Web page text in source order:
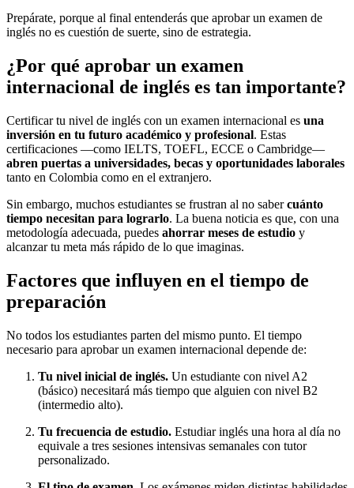
Prepárate, porque al final entenderás que aprobar un examen de
inglés no es cuestión de suerte, sino de estrategia.
¿Por qué aprobar un examen
internacional de inglés es tan importante?
Certificar tu nivel de inglés con un examen internacional es una
inversión en tu futuro académico y profesional. Estas
certificaciones —como IELTS, TOEFL, ECCE o Cambridge—
abren puertas a universidades, becas y oportunidades laborales
tanto en Colombia como en el extranjero.
Sin embargo, muchos estudiantes se frustran al no sabercuánto
tiempo necesitan para lograrlo. La buena noticia es que, con una
metodología adecuada, puedes ahorrar meses de estudio y
alcanzar tu meta más rápido de lo que imaginas.
Factores que influyen en el tiempo de
preparación
No todos los estudiantes parten del mismo punto. El tiempo
necesario para aprobar un examen internacional depende de:
Tu nivel inicial de inglés. Un estudiante con nivel A2
(básico) necesitará más tiempo que alguien con nivel B2
(intermedio alto).
Tu frecuencia de estudio. Estudiar inglés una hora al día no
equivale a tres sesiones intensivas semanales con tutor
personalizado.